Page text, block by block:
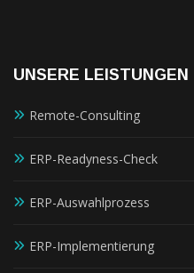
UNSERE LEISTUNGEN
Remote-Consulting
ERP-Readyness-Check
ERP-Auswahlprozess
ERP-Implementierung